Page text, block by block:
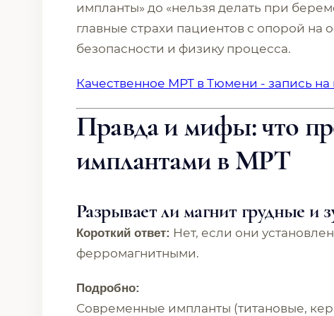
импланты» до «нельзя делать при
главные страхи пациентов с опорой
безопасности и физику процесса.
Качественное МРТ в Тюмени - запись
Правда и мифы: что
имплантами в МРТ
Разрывает ли магнит грудные и
Короткий ответ: Нет, если они
ферромагнитными.
Подробно:
Современные импланты (титановые,